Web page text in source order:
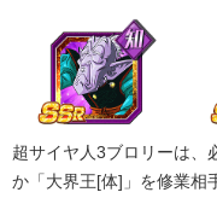
ベジータ3
8.0 /10点
【
超サイヤ人3ブロリーは、
か「大界王[体]」を修業相